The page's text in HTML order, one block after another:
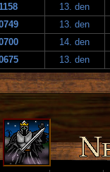
13. den
13. den
14. den
13. den